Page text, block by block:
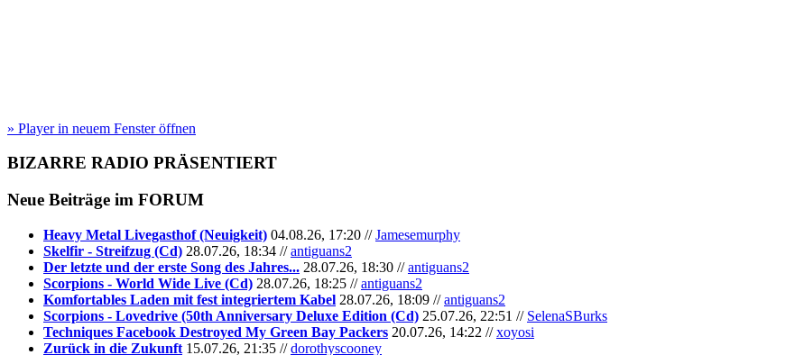
» Player in neuem Fenster öffnen
BIZARRE RADIO PRÄSENTIERT
Neue Beiträge im FORUM
Heavy Metal Livegasthof (Neuigkeit) 04.08.26, 17:20 //Jamesemurphy
Skelfir - Streifzug (Cd) 28.07.26, 18:34 //antiguans2
Der letzte und der erste Song des Jahres... 28.07.26, 18:30 //antiguans2
Scorpions - World Wide Live (Cd) 28.07.26, 18:25 //antiguans2
Komfortables Laden mit fest integriertem Kabel 28.07.26, 18:09 //antiguans2
Scorpions - Lovedrive (50th Anniversary Deluxe Edition (Cd) 25.07.26, 22:51 // SelenaSBurks
Techniques Facebook Destroyed My Green Bay Packers 20.07.26, 14:22 //xoyosi
Zurück in die Zukunft 15.07.26, 21:35 //dorothyscooney